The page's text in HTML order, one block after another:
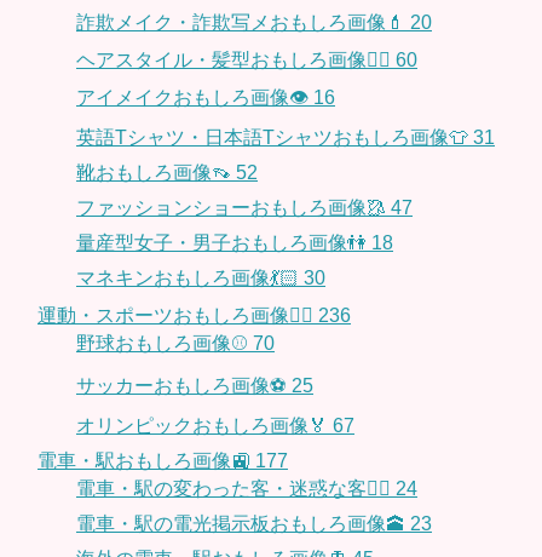
詐欺メイク・詐欺写メおもしろ画像💄 20
ヘアスタイル・髪型おもしろ画像👱‍♀️ 60
アイメイクおもしろ画像👁 16
英語Tシャツ・日本語Tシャツおもしろ画像👕 31
靴おもしろ画像👡 52
ファッションショーおもしろ画像🥻 47
量産型女子・男子おもしろ画像👫 18
マネキンおもしろ画像💃🏻 30
運動・スポーツおもしろ画像🏃‍♂️ 236
野球おもしろ画像⚾ 70
サッカーおもしろ画像⚽️ 25
オリンピックおもしろ画像🏅 67
電車・駅おもしろ画像🚉 177
電車・駅の変わった客・迷惑な客🤦‍♀️ 24
電車・駅の電光掲示板おもしろ画像🕋 23